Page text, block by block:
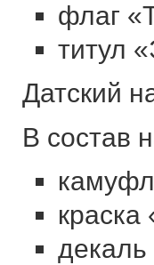
флаг
титул
Датский
В состав
декаль